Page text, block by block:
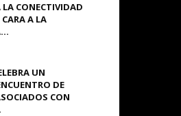
LA CONECTIVIDAD
A LA
UN
DE
CON